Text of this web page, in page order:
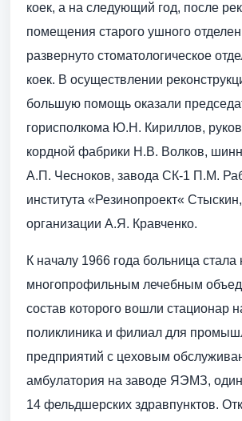
коек, а на следующий год, после
помещения старого ушного
развернуто стоматологическое
коек. В осуществлении
большую помощь оказали
горисполкома Ю.Н. Кириллов,
кордной фабрики Н.В. Волков,
А.П. Чесноков, завода СК-1 П.М.
института «Резинопроект«
организации А.Я. Кравченко.
К началу 1966 года больница
многопрофильным лечебным
состав которого вошли стационар
поликлиника и филиал для
предприятий с цеховым
амбулатория на заводе ЯЭМЗ,
14 фельдшерских здравпунктов.